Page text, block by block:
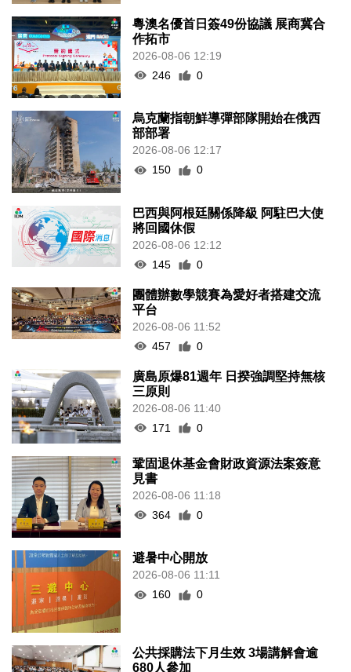
粵澳名優首日簽49份協議 展商冀合
作拓市
2026-08-06 12:19
246
0
烏克蘭指朝鮮導彈部隊開始在俄西
部部署
2026-08-06 12:17
150
0
巴西與阿根廷關係降級 阿駐巴大使
將回國休假
2026-08-06 12:12
145
0
團體辦數學競賽為愛好者搭建交流
平台
2026-08-06 11:52
457
0
廣島原爆81週年 日揆強調堅持無核
三原則
2026-08-06 11:40
171
0
鞏固退休基金會財政資源法案簽意
見書
2026-08-06 11:18
364
0
避暑中心開放
2026-08-06 11:11
160
0
公共採購法下月生效 3場講解會逾
680人參加